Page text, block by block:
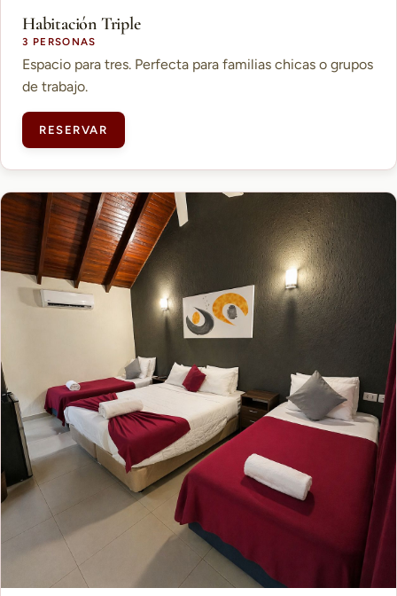
Habitación Triple
3 PERSONAS
Espacio para tres. Perfecta para familias chicas o grupos
de trabajo.
RESERVAR